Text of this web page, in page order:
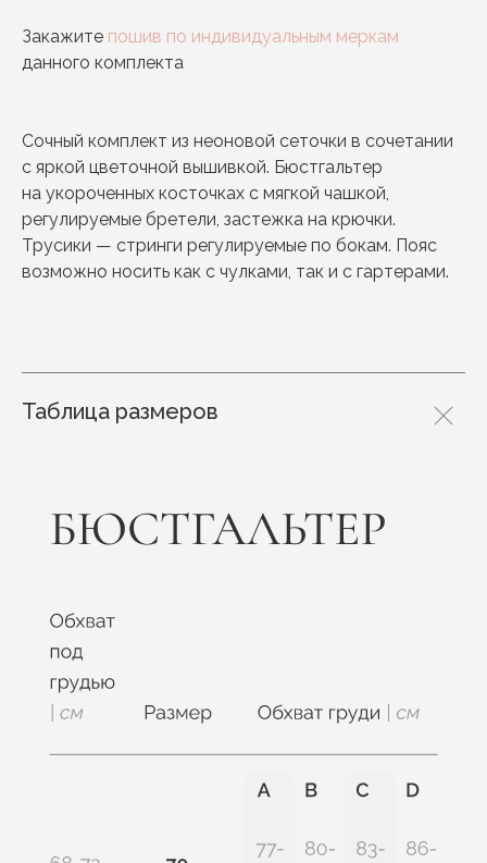
Закажите пошив по индивидуальным меркам
данного комплекта
Сочный комплект из неоновой сеточки в сочетании
с яркой цветочной вышивкой. Бюстгальтер
на укороченных косточках с мягкой чашкой,
регулируемые бретели, застежка на крючки.
Трусики — стринги регулируемые по бокам. Пояс
возможно носить как с чулками, так и с гартерами.
Таблица размеров